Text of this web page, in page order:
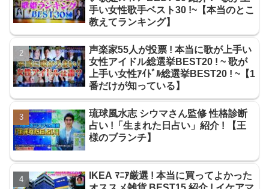
手い女性歌手ベスト30 !~【本当のとこ
教えてランキング】
声楽家55人が投票 ! 本当に歌が上手い
女性アイドル総選挙BEST20 ! ~ 歌が
上手い女性ｱｲﾄﾞﾙ総選挙BEST20 ! ~【1
番だけが知っている】
琉球風水志 シウマさん監修 性格診断
占い !「生まれた日占い」紹介 ! 【王
様のブランチ】
IKEA ﾏﾆｱ厳選 ! 本当に買ってよかった